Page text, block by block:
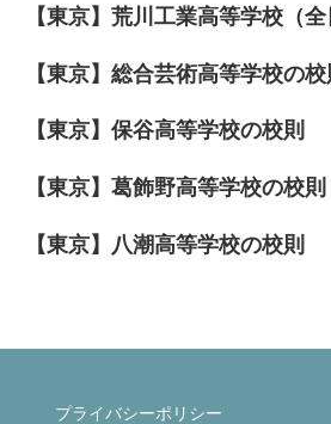
【東京】荒川工業高等学校（
【東京】総合芸術高等学校の校
【東京】保谷高等学校の校則
【東京】葛飾野高等学校の校則
【東京】八潮高等学校の校則
プライバシーポリシー